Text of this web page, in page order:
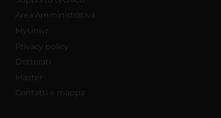
Area Amministrativa
MyUnivr
Privacy policy
Dottorati
Master
Contatti e mappa